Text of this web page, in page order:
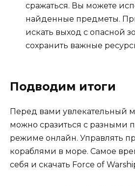
сражаться. Вы можете
найденные предметы.
искать выход с опасной
сохранить важные
Подводим итоги
Перед вами увлекательный
можно сразиться с разными
режиме онлайн. Управлять
кораблями в море. Самое
себя и скачать Force of